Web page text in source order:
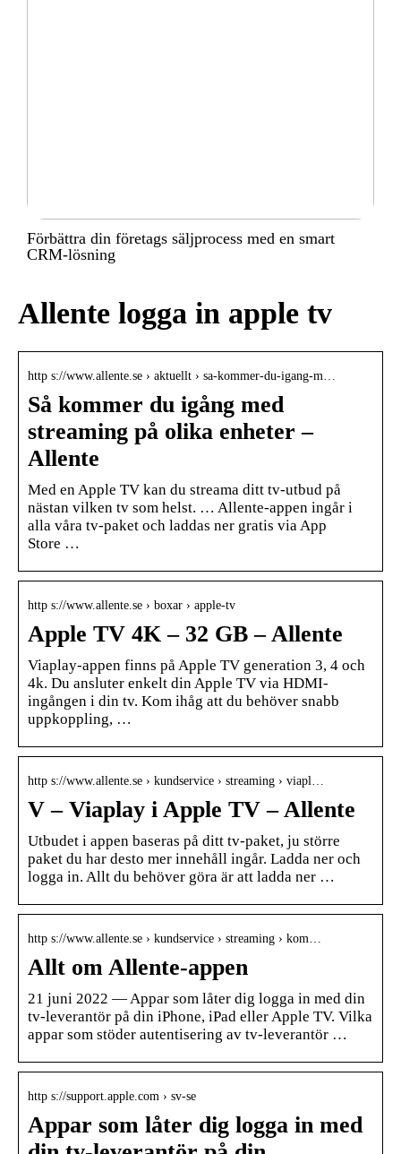
Förbättra din företags säljprocess med en smart
CRM-lösning
Allente logga in apple tv
http s://www.allente.se › aktuellt › sa-kommer-du-igang-m…
Så kommer du igång med
streaming på olika enheter –
Allente
Med en Apple TV kan du streama ditt tv-utbud på
nästan vilken tv som helst. … Allente-appen ingår i
alla våra tv-paket och laddas ner gratis via App
Store …
http s://www.allente.se › boxar › apple-tv
Apple TV 4K – 32 GB – Allente
Viaplay-appen finns på Apple TV generation 3, 4 och
4k. Du ansluter enkelt din Apple TV via HDMI-
ingången i din tv. Kom ihåg att du behöver snabb
uppkoppling, …
http s://www.allente.se › kundservice › streaming › viapl…
V – Viaplay i Apple TV – Allente
Utbudet i appen baseras på ditt tv-paket, ju större
paket du har desto mer innehåll ingår. Ladda ner och
logga in. Allt du behöver göra är att ladda ner …
http s://www.allente.se › kundservice › streaming › kom…
Allt om Allente-appen
21 juni 2022 — Appar som låter dig logga in med din
tv-leverantör på din iPhone, iPad eller Apple TV. Vilka
appar som stöder autentisering av tv-leverantör …
http s://support.apple.com › sv-se
Appar som låter dig logga in med